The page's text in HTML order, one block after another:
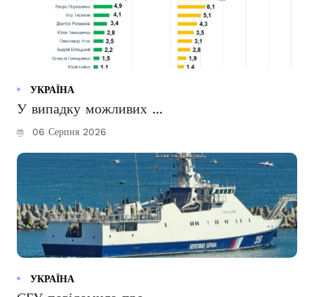
УКРАЇНА
У випадку можливих ...
06 Серпня 2026
УКРАЇНА